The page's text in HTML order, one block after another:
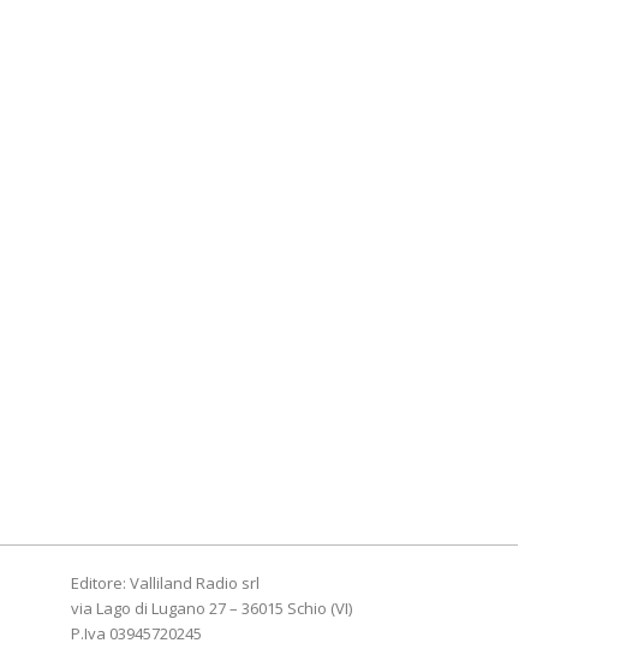
Editore: Valliland Radio srl
via Lago di Lugano 27 – 36015 Schio (VI)
P.Iva 03945720245